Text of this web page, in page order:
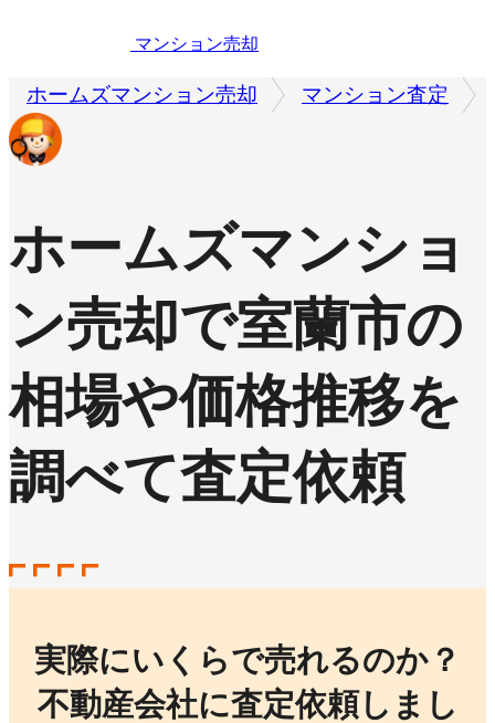
マンション売却
ホームズマンション売却 マンション査定
ホームズマンショ
ン売却で室蘭市の
相場や価格推移を
調べて査定依頼
実際にいくらで売れるのか？
不動産会社に査定依頼しまし